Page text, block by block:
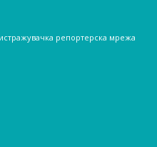
репортерска мрежа